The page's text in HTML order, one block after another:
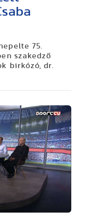
75.
szakedző
birkózó, dr.